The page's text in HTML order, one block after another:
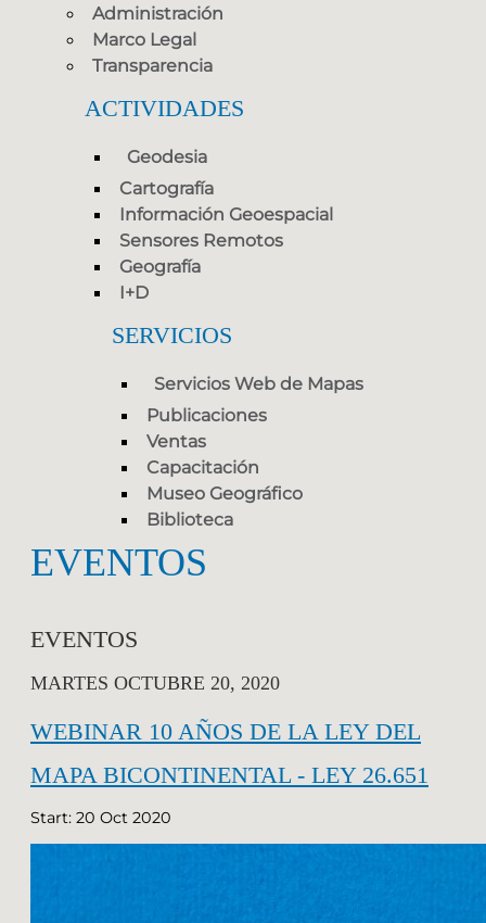
Administración
Marco Legal
Transparencia
ACTIVIDADES
Geodesia
Cartografía
Información Geoespacial
Sensores Remotos
Geografía
I+D
SERVICIOS
Servicios Web de Mapas
Publicaciones
Ventas
Capacitación
Museo Geográfico
Biblioteca
EVENTOS
EVENTOS
MARTES OCTUBRE 20, 2020
WEBINAR 10 AÑOS DE LA LEY DEL
MAPA BICONTINENTAL - LEY 26.651
Start: 20 Oct 2020